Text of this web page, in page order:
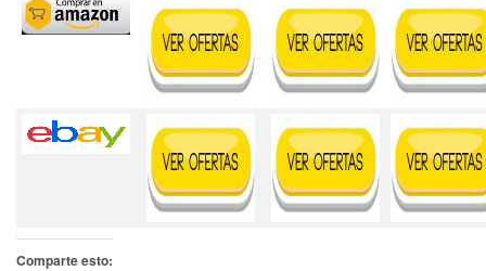
Comparte esto: